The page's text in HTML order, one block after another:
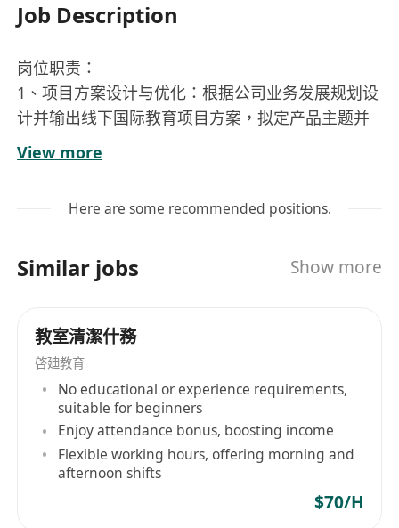
Job Description
岗位职责：
1、项目方案设计与优化：根据公司业务发展规划设
计并输出线下国际教育项目方案，拟定产品主题并
制定产品线发展策略。根据项目实施结果，不断优
化研学产品体系及内容，形成项目手册(具体内容、
行财务测算。
行管理，含具体项目实施、完成项目活动相关的内
授对接课程安排，协调境外地接等）。
3、项目材料组织与销售支持：整理产品上架的素材
资料，为市场营销提供销售支持。
4、合作对接与谈判：负责与中学、大学、培训机
构、研学基地等开展项目合作和谈判，与对接机构
部门建立良好高效的联络沟通机制，共同推进重难
点工作开展。充分理解并收集定位好相关部门（相
关方）诉求，准确反馈给项目组团队。及时作好客
View more
Here are some recommended positions.
Similar jobs Show more
教室清潔什務
啓廸教育
No educational or experience requirements,
suitable for beginners
Enjoy attendance bonus, boosting income
Flexible working hours, offering morning and
afternoon shifts
$70/H